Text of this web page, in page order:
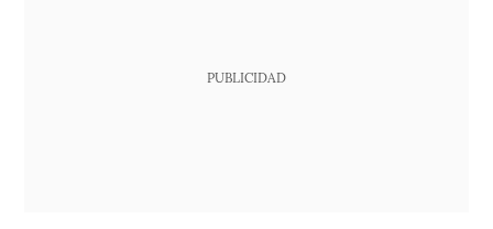
PUBLICIDAD